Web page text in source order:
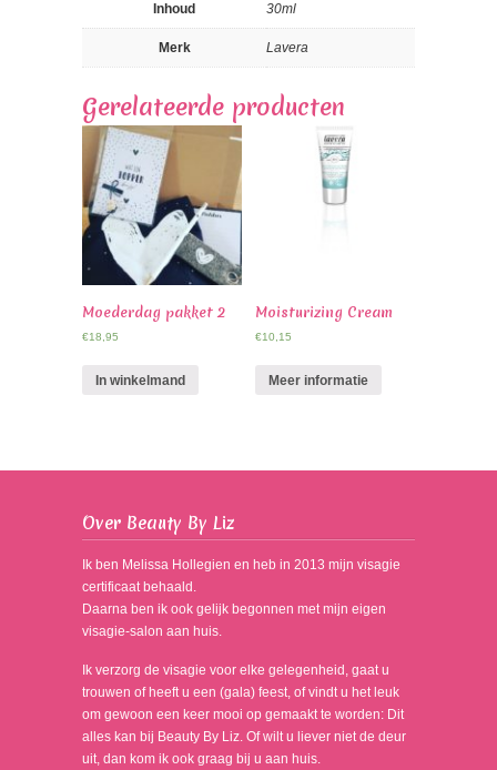
Inhoud 30ml
Merk Lavera
Gerelateerde producten
Moederdag pakket 2
€18,95
In winkelmand
Moisturizing Cream
€10,15
Meer informatie
Over Beauty By Liz
Ik ben Melissa Hollegien en heb in 2013 mijn visagie
certificaat behaald.
Daarna ben ik ook gelijk begonnen met mijn eigen
visagie-salon aan huis.
Ik verzorg de visagie voor elke gelegenheid, gaat u
trouwen of heeft u een (gala) feest, of vindt u het leuk
om gewoon een keer mooi op gemaakt te worden: Dit
alles kan bij Beauty By Liz. Of wilt u liever niet de deur
uit, dan kom ik ook graag bij u aan huis.